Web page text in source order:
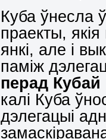
Куба ўнесла
праекты, якія
янкі, але і
паміж
перад
калі Куба
дэлегацыі